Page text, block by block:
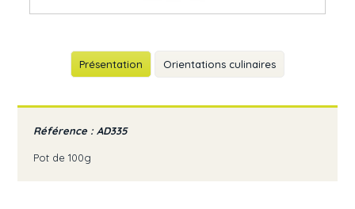
Présentation Orientations culinaires
Référence : AD335
Pot de 100g